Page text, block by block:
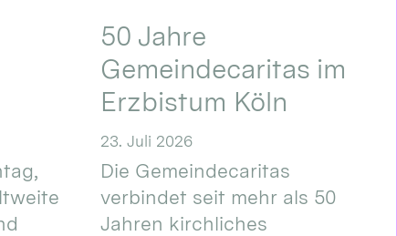
50 Jahre
Gemeindecaritas im
Erzbistum Köln
23. Juli 2026
Die Gemeindecaritas
verbindet seit mehr als 50
Jahren kirchliches